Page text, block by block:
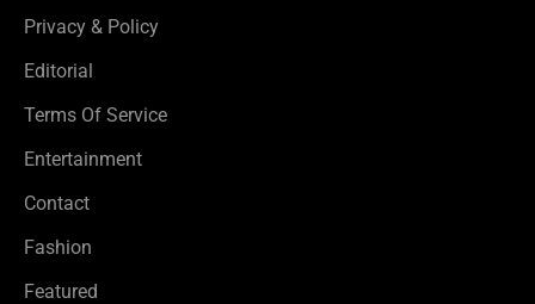
Privacy & Policy
Editorial
Terms Of Service
Entertainment
Contact
Fashion
Featured